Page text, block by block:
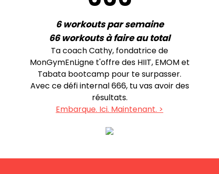
6 workouts par semaine
66 workouts à faire au total
Ta coach Cathy, fondatrice de
MonGymEnLigne t'offre des HIIT, EMOM et
Tabata bootcamp pour te surpasser.
Avec ce défi internal 666, tu vas avoir des
résultats.
Embarque. Ici. Maintenant. >